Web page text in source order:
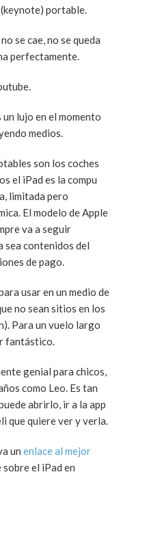
portable.
se cae, no se queda
perfectamente.
lujo en el momento
medios.
son los coches
el iPad es la compu
limitada pero
Apple
va a seguir
sea contenidos del
de pago.
usar en un medio de
no sean sitios en los
fantástico.
genial para chicos,
Leo. Es tan
abrirlo, ir a la app
que quiere ver y verla.
un enlace al mejor
el iPad en